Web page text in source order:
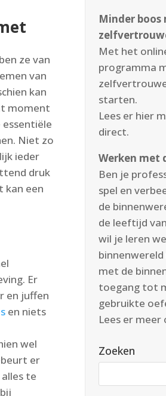
ze van
van
kan
moment
Niet zo
ieder
druk
kan een
Er
en juffen
en niets
wel
er
te
Minder boos
Met het
programma
starten.
Lees er hier
direct.
Werken met
Ben je
spel en
de
de leeftijd
wil je leren
met de
toegang tot
gebruikte
Lees er
Zoeken